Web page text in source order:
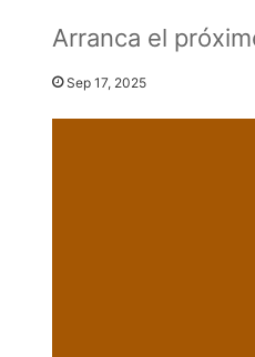
Arranca el
Sep 17, 2025